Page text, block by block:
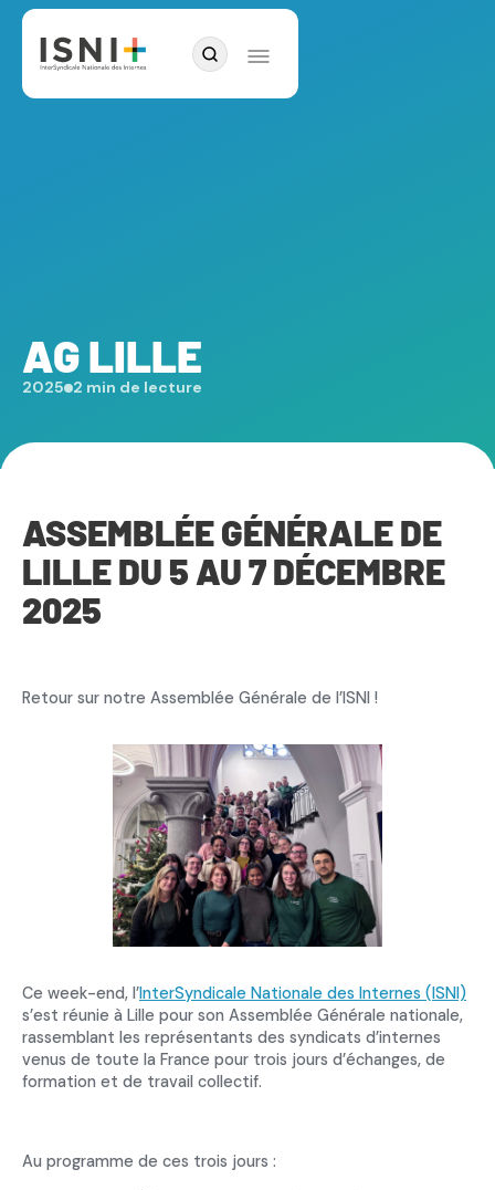
AG LILLE
2025 2 min de lecture
ASSEMBLÉE GÉNÉRALE DE
LILLE DU 5 AU 7 DÉCEMBRE
2025
Retour sur notre Assemblée Générale de l’ISNI !
Ce week-end, l’InterSyndicale Nationale des Internes (ISNI)
s’est réunie à Lille pour son Assemblée Générale nationale,
rassemblant les représentants des syndicats d’internes
venus de toute la France pour trois jours d’échanges, de
formation et de travail collectif.
Au programme de ces trois jours :